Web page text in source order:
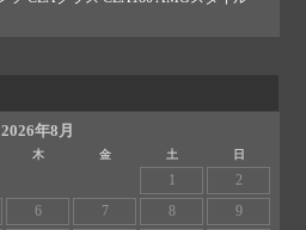
2026年8月
木 金 土 日
1
2
6 7 8
9